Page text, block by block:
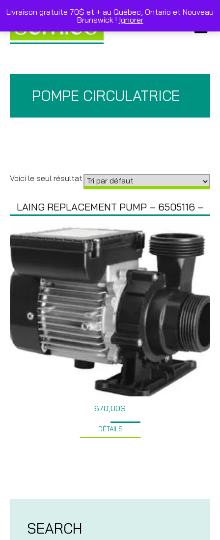
to
POMPE CIRCULATRICE
Voici le seul résultat
LAING REPLACEMENT PUMP – 6505116 –
670,00$
DÉTAILS
SEARCH
Livraison gratuite 70$ et + au Québec, Ontario et Nouveau
Brunswick ! Ignorer